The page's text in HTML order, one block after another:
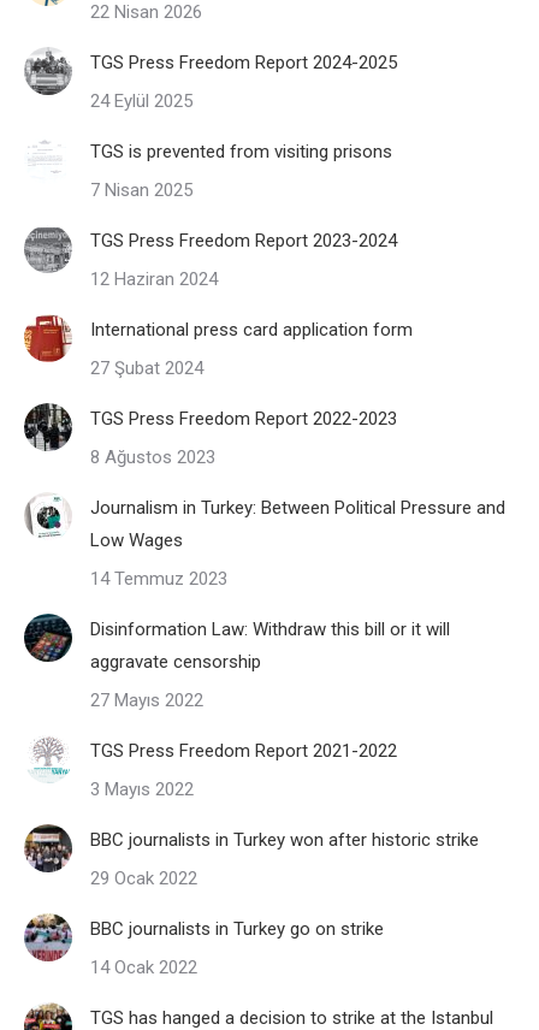
22 Nisan 2026
TGS Press Freedom Report 2024-2025
24 Eylül 2025
TGS is prevented from visiting prisons
7 Nisan 2025
TGS Press Freedom Report 2023-2024
12 Haziran 2024
International press card application form
27 Şubat 2024
TGS Press Freedom Report 2022-2023
8 Ağustos 2023
Journalism in Turkey: Between Political Pressure and
Low Wages
14 Temmuz 2023
Disinformation Law: Withdraw this bill or it will
aggravate censorship
27 Mayıs 2022
TGS Press Freedom Report 2021-2022
3 Mayıs 2022
BBC journalists in Turkey won after historic strike
29 Ocak 2022
BBC journalists in Turkey go on strike
14 Ocak 2022
TGS has hanged a decision to strike at the Istanbul